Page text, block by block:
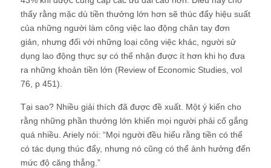
thấy rằng mặc dù tiền thưởng lớn hơn sẽ thúc đẩy hiệu suất
của những người làm công việc lao động chân tay đơn
giản, nhưng đối với những loại công việc khác, người sử
dụng lao động thực sự có thể nhận được ít hơn khi họ đưa
ra những khoản tiền lớn (Review of Economic Studies, vol
76, p 451).
Tại sao? Nhiều giải thích đã được đề xuất. Một ý kiến cho
rằng những phần thưởng lớn khiến mọi người phải cố gắng
quá nhiều. Ariely nói: “Mọi người đều hiểu rằng tiền có thể
có tác dụng thúc đẩy, nhưng nó cũng có thể ảnh hưởng đến
mức độ căng thẳng.”